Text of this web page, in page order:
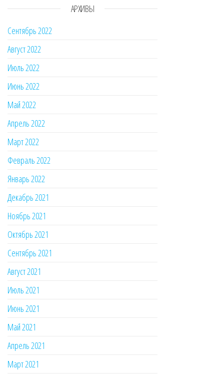
АРХИВЫ
Сентябрь 2022
Август 2022
Июль 2022
Июнь 2022
Май 2022
Апрель 2022
Март 2022
Февраль 2022
Январь 2022
Декабрь 2021
Ноябрь 2021
Октябрь 2021
Сентябрь 2021
Август 2021
Июль 2021
Июнь 2021
Май 2021
Апрель 2021
Март 2021